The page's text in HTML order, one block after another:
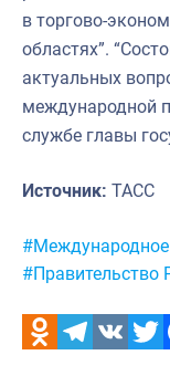
в торгово-
областях”.
актуальных
международной
службе главы
Источник: ТАСС
Метки:
#Международное
#Правительство